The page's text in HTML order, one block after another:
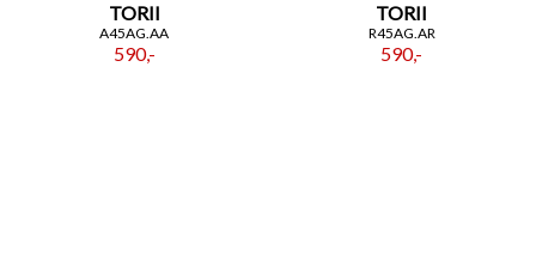
TORII
A45AG.AA
590,-
TORII
R45AG.AR
590,-